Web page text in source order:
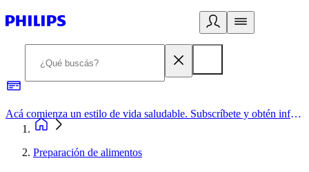
Acá comienza un estilo de vida saludable. Subscríbete y obtén información de primera mano
Preparación de alimentos